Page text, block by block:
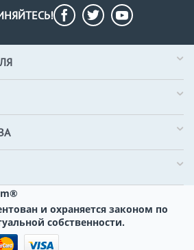
и охраняется законом по
собственности.